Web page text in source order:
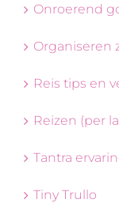
Onroerend
Organiseren
Reis tips en
Reizen (per
Tantra
Tiny Trullo